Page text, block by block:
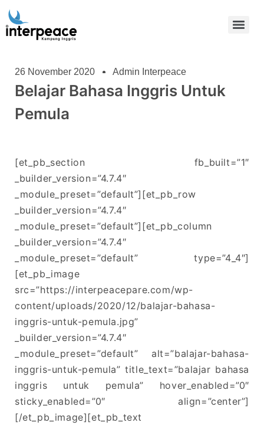
26 November 2020 Admin Interpeace
Belajar Bahasa Inggris Untuk
Pemula
[et_pb_section fb_built=”1″
_builder_version=”4.7.4″
_module_preset=”default”][et_pb_row
_builder_version=”4.7.4″
_module_preset=”default”][et_pb_column
_builder_version=”4.7.4″
_module_preset=”default” type=”4_4″]
[et_pb_image
src=”https://interpeacepare.com/wp-
content/uploads/2020/12/balajar-bahasa-
inggris-untuk-pemula.jpg”
_builder_version=”4.7.4″
_module_preset=”default” alt=”balajar-bahasa-
inggris-untuk-pemula” title_text=”balajar bahasa
inggris untuk pemula” hover_enabled=”0″
sticky_enabled=”0″ align=”center”]
[/et_pb_image][et_pb_text